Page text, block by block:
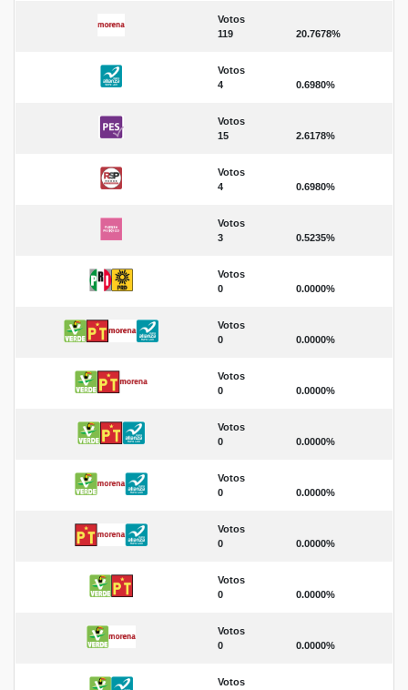
Votos
119
20.7678%
Votos
4
0.6980%
Votos
15
2.6178%
Votos
4
0.6980%
Votos
3
0.5235%
Votos
0
0.0000%
Votos
0
0.0000%
Votos
0
0.0000%
Votos
0
0.0000%
Votos
0
0.0000%
Votos
0
0.0000%
Votos
0
0.0000%
Votos
0
0.0000%
Votos